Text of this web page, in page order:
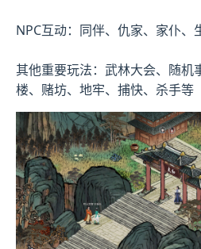
NPC互动：同伴、仇家、家仆、
其他重要玩法：武林大会、随机
楼、赌坊、地牢、捕快、杀手等